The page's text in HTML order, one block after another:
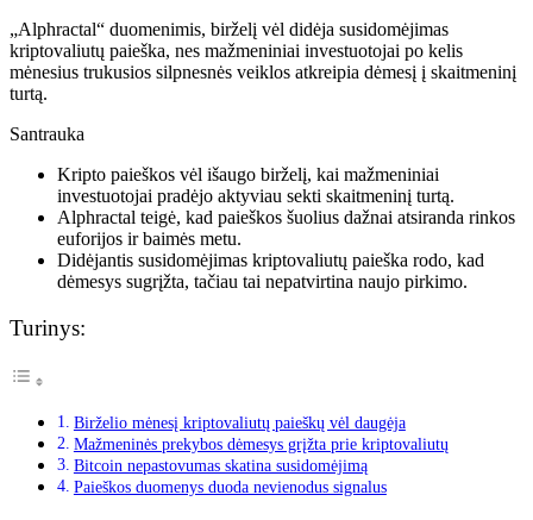
„Alphractal“ duomenimis, birželį vėl didėja susidomėjimas
kriptovaliutų paieška, nes mažmeniniai investuotojai po kelis
mėnesius trukusios silpnesnės veiklos atkreipia dėmesį į skaitmeninį
turtą.
Santrauka
Kripto paieškos vėl išaugo birželį, kai mažmeniniai
investuotojai pradėjo aktyviau sekti skaitmeninį turtą.
Alphractal teigė, kad paieškos šuolius dažnai atsiranda rinkos
euforijos ir baimės metu.
Didėjantis susidomėjimas kriptovaliutų paieška rodo, kad
dėmesys sugrįžta, tačiau tai nepatvirtina naujo pirkimo.
Turinys:
Birželio mėnesį kriptovaliutų paieškų vėl daugėja
Mažmeninės prekybos dėmesys grįžta prie kriptovaliutų
Bitcoin nepastovumas skatina susidomėjimą
Paieškos duomenys duoda nevienodus signalus